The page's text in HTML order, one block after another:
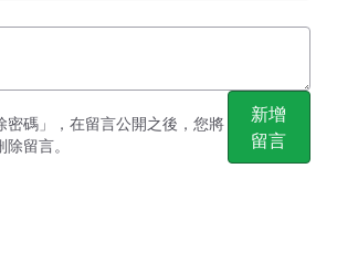
密碼」，在留言公開之後，您將
留言。
新增
留言